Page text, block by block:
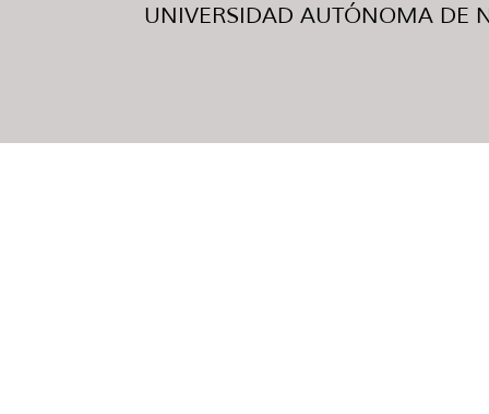
UNIVERSIDAD AUTÓNOMA DE